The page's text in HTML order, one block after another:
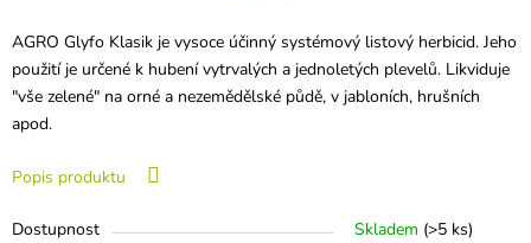
AGRO Glyfo Klasik je vysoce účinný systémový listový herbicid. Jeho
použití je určené k hubení vytrvalých a jednoletých plevelů. Likviduje
"vše zelené" na orné a nezemědělské půdě, v jabloních, hrušních
apod.
Popis produktu
Dostupnost Skladem (>5 ks)